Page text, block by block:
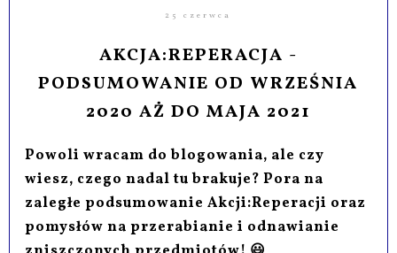
25 czerwca
AKCJA:REPERACJA -
PODSUMOWANIE OD WRZEŚNIA
2020 AŻ DO MAJA 2021
Powoli wracam do blogowania, ale czy
wiesz, czego nadal tu brakuje? Pora na
zaległe podsumowanie Akcji:Reperacji oraz
pomysłów na przerabianie i odnawianie